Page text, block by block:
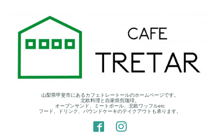
山梨県甲斐市にあるカフェトレートールのホームページです。
北欧料理と自家焙煎珈琲。
オープンサンド、ミートボール、北欧ワッフルetc
フード、ドリンク、パウンドケーキのテイクアウトも承ります。